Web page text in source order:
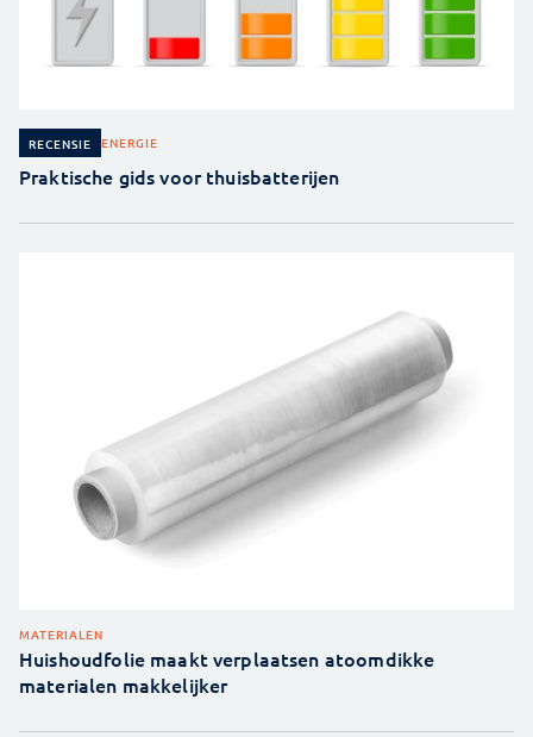
RECENSIE ENERGIE
Praktische gids voor thuisbatterijen
MATERIALEN
Huishoudfolie maakt verplaatsen atoomdikke
materialen makkelijker